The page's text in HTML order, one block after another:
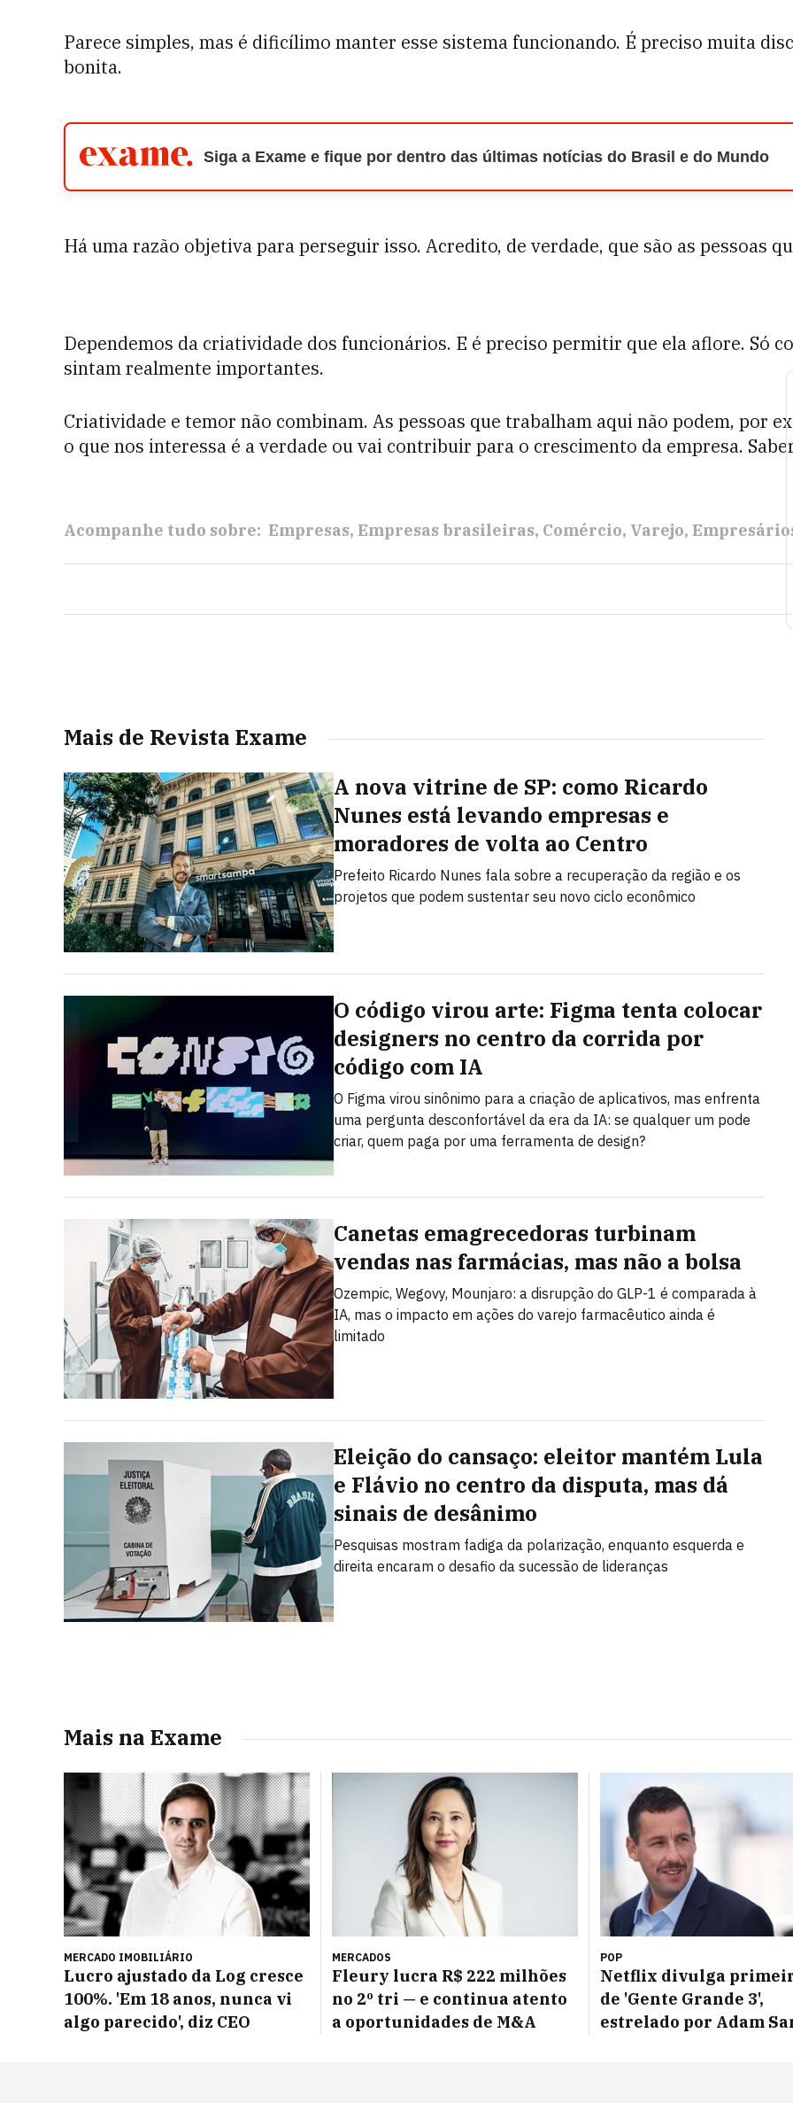
Parece simples, mas é dificílimo manter esse sistema funcionando. É preciso muita
bonita.
Siga a Exame e fique por dentro das últimas notícias do Brasil e do Mundo
Há uma razão objetiva para perseguir isso. Acredito, de verdade, que são as
Dependemos da criatividade dos funcionários. E é preciso permitir que ela aflore. Só
sintam realmente importantes.
Criatividade e temor não combinam. As pessoas que trabalham aqui não podem, por
o que nos interessa é a verdade ou vai contribuir para o crescimento da empresa.
Acompanhe tudo sobre: Empresas Empresas brasileiras Comércio Varejo
Mais de Revista Exame
A nova vitrine de SP: como Ricardo
Nunes está levando empresas e
moradores de volta ao Centro
Prefeito Ricardo Nunes fala sobre a recuperação da região e os
projetos que podem sustentar seu novo ciclo econômico
O código virou arte: Figma tenta colocar
designers no centro da corrida por
código com IA
O Figma virou sinônimo para a criação de aplicativos, mas enfrenta
uma pergunta desconfortável da era da IA: se qualquer um pode
criar, quem paga por uma ferramenta de design?
Canetas emagrecedoras turbinam
vendas nas farmácias, mas não a bolsa
Ozempic, Wegovy, Mounjaro: a disrupção do GLP-1 é comparada à
IA, mas o impacto em ações do varejo farmacêutico ainda é
limitado
Eleição do cansaço: eleitor mantém Lula
e Flávio no centro da disputa, mas dá
sinais de desânimo
Pesquisas mostram fadiga da polarização, enquanto esquerda e
direita encaram o desafio da sucessão de lideranças
Mais na Exame
MERCADO IMOBILIÁRIO
Lucro ajustado da Log cresce
100%. 'Em 18 anos, nunca vi
algo parecido', diz CEO
MERCADOS
Fleury lucra R$ 222 milhões
no 2º tri — e continua atento
a oportunidades de M&A
POP
Netflix divulga
de 'Gente Grande 3',
estrelado por Adam